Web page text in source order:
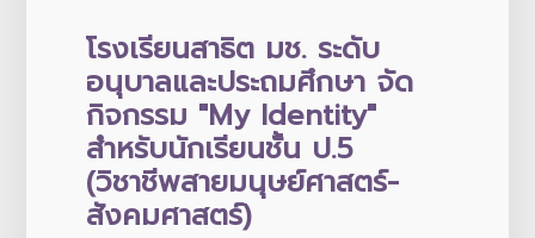
โรงเรียนสาธิต มช. ระดับ
อนุบาลและประถมศึกษา จัด
กิจกรรม "My Identity"
สำหรับนักเรียนชั้น ป.5
(วิชาชีพสายมนุษย์ศาสตร์-
สังคมศาสตร์)